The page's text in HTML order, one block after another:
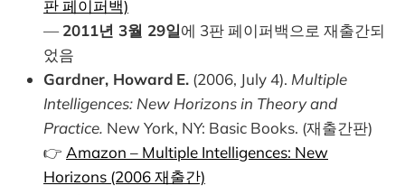
판 페이퍼백)
—2011년 3월 29일에 3판 페이퍼백으로 재출간되
었음
Gardner, Howard E. (2006, July 4). Multiple
Intelligences: New Horizons in Theory and
Practice. New York, NY: Basic Books. (재출간판)
👉 Amazon – Multiple Intelligences: New
Horizons (2006 재출간)